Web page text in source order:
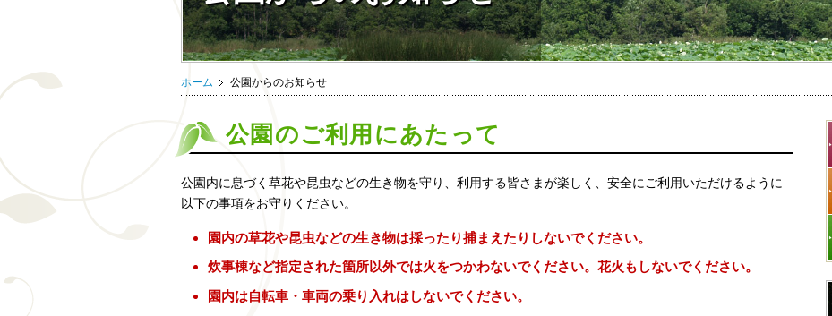
ホーム 公園からのお知らせ
公園のご利用にあたって
公園内に息づく草花や昆虫などの生き物を守り、利用する皆さまが楽しく、安全にご利用いただけるように
以下の事項をお守りください。
園内の草花や昆虫などの生き物は採ったり捕まえたりしないでください。
炊事棟など指定された箇所以外では火をつかわないでください。花火もしないでください。
園内は自転車・車両の乗り入れはしないでください。